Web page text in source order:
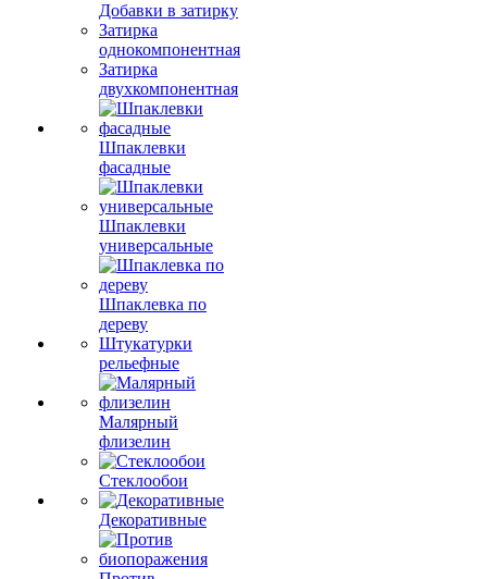
Добавки в затирку
Затирка
однокомпонентная
Затирка
двухкомпонентная
Шпаклевки
фасадные
Шпаклевки
универсальные
Шпаклевка по
дереву
Штукатурки
рельефные
Малярный
флизелин
Стеклообои
Декоративные